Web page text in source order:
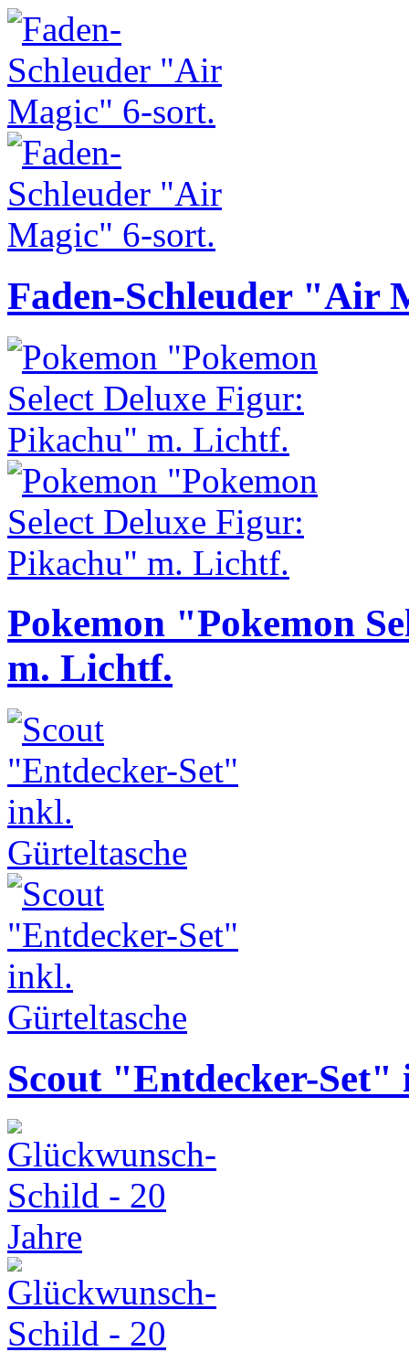
Faden-Schleuder "Air
Pokemon "Pokemon
m. Lichtf.
Scout "Entdecker-Set"